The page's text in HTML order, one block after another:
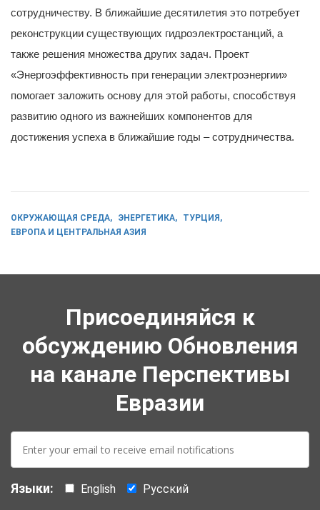
сотрудничеству. В ближайшие десятилетия это потребует
реконструкции существующих гидроэлектростанций, а
также решения множества других задач. Проект
«Энергоэффективность при генерации электроэнергии»
помогает заложить основу для этой работы, способствуя
развитию одного из важнейших компонентов для
достижения успеха в ближайшие годы – сотрудничества.
ОКРУЖАЮЩАЯ СРЕДА ЭНЕРГЕТИКА
ТУРЦИЯ
ЕВРОПА И ЦЕНТРАЛЬНАЯ АЗИЯ
Присоединяйся к
обсуждению Обновления
на канале Перспективы
Евразии
mail:
Языки: English Русский